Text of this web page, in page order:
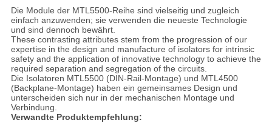
Die Module der MTL5500-Reihe sind vielseitig und zugleich
einfach anzuwenden; sie verwenden die neueste Technologie
und sind dennoch bewährt.
These contrasting attributes stem from the progression of our
expertise in the design and manufacture of isolators for intrinsic
safety and the application of innovative technology to achieve the
required separation and segregation of the circuits.
Die Isolatoren MTL5500 (DIN-Rail-Montage) und MTL4500
(Backplane-Montage) haben ein gemeinsames Design und
unterscheiden sich nur in der mechanischen Montage und
Verbindung.
Verwandte Produktempfehlung: